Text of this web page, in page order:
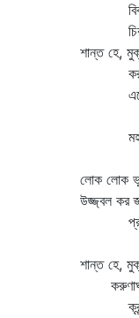
শান্ত হে,
এসো
লোক লোক
উজ্জ্বল কর
প্রাণ
নয়ন
শান্ত হে,